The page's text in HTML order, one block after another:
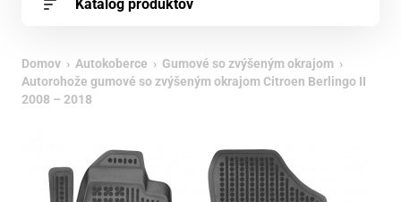
Katalóg produktov
Domov › Autokoberce › Gumové so zvýšeným okrajom ›
Autorohože gumové so zvýšeným okrajom Citroen Berlingo II
2008 – 2018